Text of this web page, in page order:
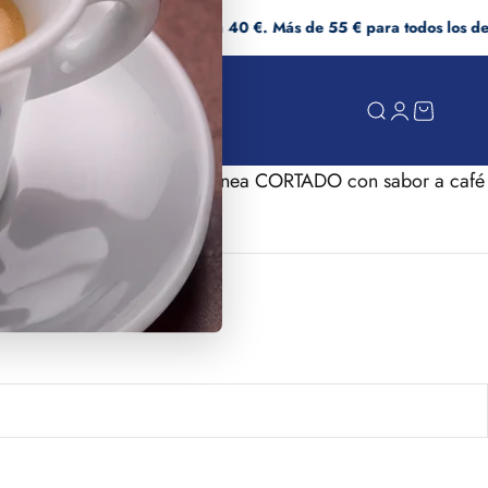
pedidos superiores a 40 €. Más de 55 € para todos los demás
Buscar
Iniciar
Carrito
para bebida instantánea CORTADO con sabor a café